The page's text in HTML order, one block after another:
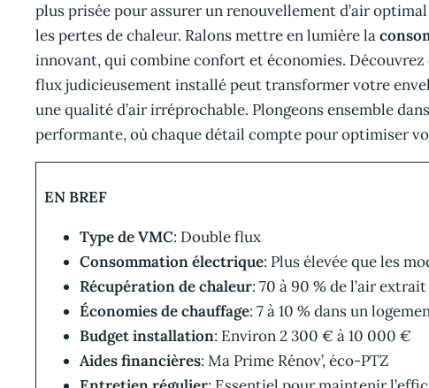
plus prisée pour assurer un renouvellement d’air
les pertes de chaleur. Ralons mettre en lumière la
innovant, qui combine confort et économies. Découvrez
flux judicieusement installé peut transformer votre
une qualité d’air irréprochable. Plongeons ensemble
performante, où chaque détail compte pour optimiser
EN BREF
Type de VMC: Double flux
Consommation électrique: Plus élevée que les
Récupération de chaleur: 70 à 90 % de l’air extrait
Économies de chauffage: 7 à 10 % dans un
Budget installation: Environ 2 300 € à 10 000 €
Aides financières: Ma Prime Rénov’, éco-PTZ